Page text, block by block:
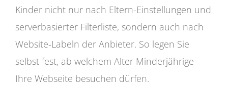
Kinder nicht nur nach Eltern-Einstellungen und
serverbasierter Filterliste, sondern auch nach
Website-Labeln der Anbieter. So legen Sie
selbst fest, ab welchem Alter Minderjährige
Ihre Webseite besuchen dürfen.